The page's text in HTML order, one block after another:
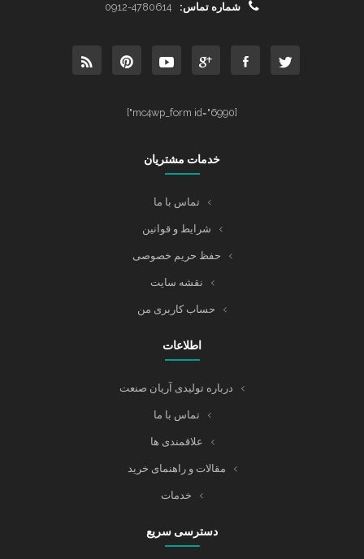
شماره تماس: 0912-4780614
[mc4wp_form id="6990"]
خدمات مشتریان
تماس با ما
شرایط و قوانین
حفظ حریم خصوصی
نقشه سایت
حساب کاربری من
اطلاعات
درباره تولیدی آریان صنعت
تماس با ما
علاقمندی ها
مقالات و راهنمای خرید
خدمات
دسترسی سریع